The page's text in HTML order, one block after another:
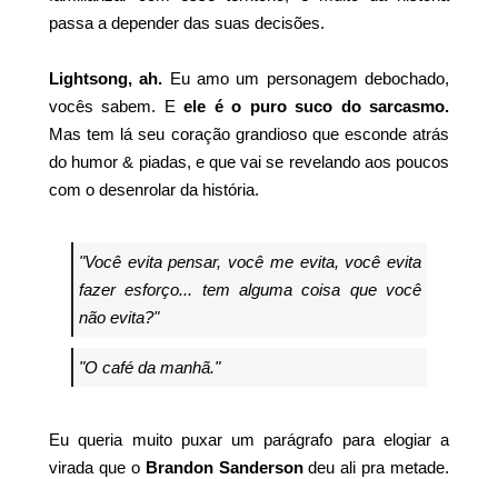
passa a depender das suas decisões.
Lightsong, ah. Eu amo um personagem debochado,
vocês sabem. Eele é o puro suco do sarcasmo.
Mas tem lá seu coração grandioso que esconde atrás
do humor & piadas, e que vai se revelando aos poucos
com o desenrolar da história.
"Você evita pensar, você me evita, você evita
fazer esforço... tem alguma coisa que você
não evita?"
"O café da manhã."
Eu queria muito puxar um parágrafo para elogiar a
virada que o Brandon Sandersondeu ali pra metade.